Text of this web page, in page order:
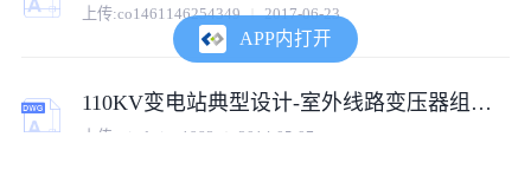
上传:co1461146254349 2017-06-23
110KV变电站典型设计-室外线路变压器组接线图
上传: windwing1983 2014-05-07
APP内打开